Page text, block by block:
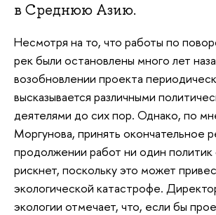
в Среднюю Азию.
Несмотря на то, что работы по
рек были остановлены много лет
возобновлении проекта
высказывается различными
деятелями до сих пор. Однако, по
Моргунова, принять окончательное
продолжении работ ни один политик
рискнет, поскольку это может
экологической катастрофе.
экологии отмечает, что, если бы